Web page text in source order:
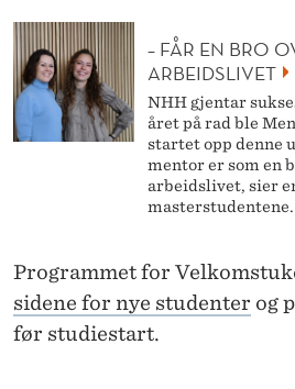
– FÅR EN BRO
ARBEIDSLIVET
NHH gjentar
året på rad ble
startet opp denne
mentor er som en
arbeidslivet, sier
masterstudentene.
Programmet for
sidene for nye studenter og
før studiestart.